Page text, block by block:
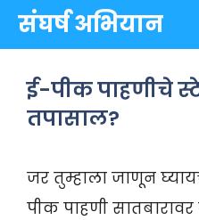
Skip
to
content
संघर्ष अभियान
ई-पीक पाहणीचे
तपासाल?
जर तुम्हाला जाणून
पीक पाहणी